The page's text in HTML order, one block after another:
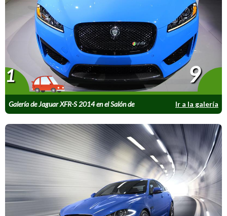
Galería de Jaguar XFR-S 2014 en el Salón de
Los Angeles
Ir a la galería
1 9